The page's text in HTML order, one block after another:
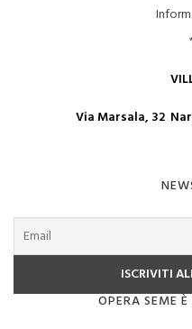
Via Marsala, 32
OPERA SEME